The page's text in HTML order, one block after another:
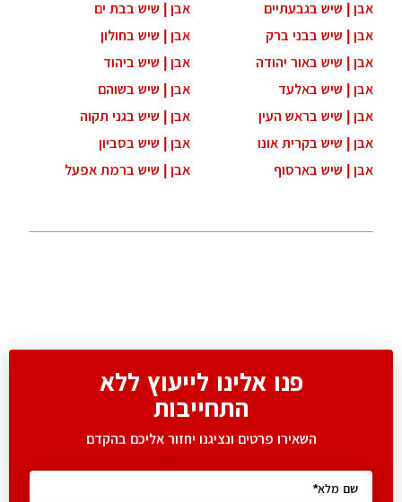
אבן | שיש בגבעתיים
אבן | שיש בבת ים
אבן | שיש בבני ברק
אבן | שיש בחולון
אבן | שיש באור יהודה
אבן | שיש ביהוד
אבן | שיש באלעד
אבן | שיש בשוהם
אבן | שיש בראש העין
אבן | שיש בגני תקוה
אבן | שיש בקרית אונו
אבן | שיש בסביון
אבן | שיש בארסוף
אבן | שיש ברמת אפעל
פנו אלינו לייעוץ ללא
התחייבות
השאירו פרטים ונציגנו יחזור אליכם בהקדם